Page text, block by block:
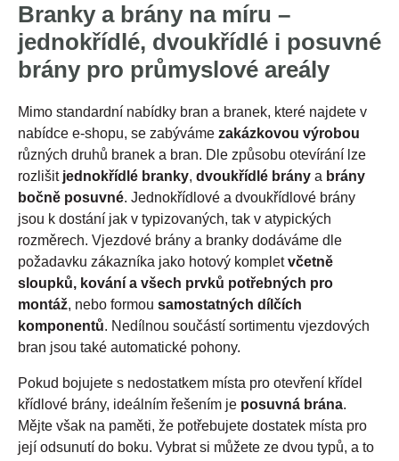
Branky a brány na míru –
jednokřídlé, dvoukřídlé i posuvné
brány pro průmyslové areály
Mimo standardní nabídky bran a branek, které najdete v
nabídce e-shopu, se zabýváme zakázkovou výrobou
různých druhů branek a bran. Dle způsobu otevírání lze
rozlišit jednokřídlé branky, dvoukřídlé brány a brány
bočně posuvné. Jednokřídlové a dvoukřídlové brány
jsou k dostání jak v typizovaných, tak v atypických
rozměrech. Vjezdové brány a branky dodáváme dle
požadavku zákazníka jako hotový kompletvčetně
sloupků, kování a všech prvků potřebných pro
montáž, nebo formou samostatných dílčích
komponentů. Nedílnou součástí sortimentu vjezdových
bran jsou také automatické pohony.
Pokud bojujete s nedostatkem místa pro otevření křídel
křídlové brány, ideálním řešením je posuvná brána.
Mějte však na paměti, že potřebujete dostatek místa pro
její odsunutí do boku. Vybrat si můžete ze dvou typů, a to